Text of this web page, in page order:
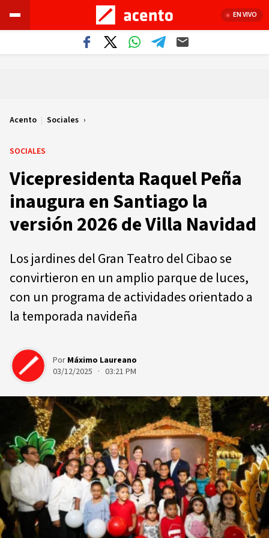
EN VIVO
Acento | Sociales
SOCIALES
Vicepresidenta Raquel Peña
inaugura en Santiago la
versión 2026 de Villa Navidad
Los jardines del Gran Teatro del Cibao se
convirtieron en un amplio parque de luces,
con un programa de actividades orientado a
la temporada navideña
Por Máximo Laureano
03/12/2025 · 03:21 PM